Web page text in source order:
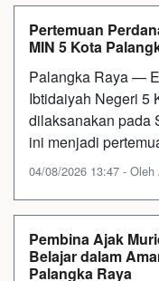
Pertemuan
MIN 5 Kota
Palangka Raya —
Ibtidaiyah Negeri 5
dilaksanakan pada
ini menjadi
04/08/2026 13:47 -
Pembina Ajak
Belajar dalam
Palangka Raya